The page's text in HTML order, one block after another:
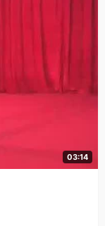
03:14